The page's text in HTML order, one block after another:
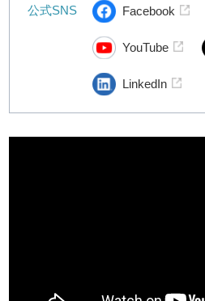
公式SNS
Facebook
YouTube
LinkedIn